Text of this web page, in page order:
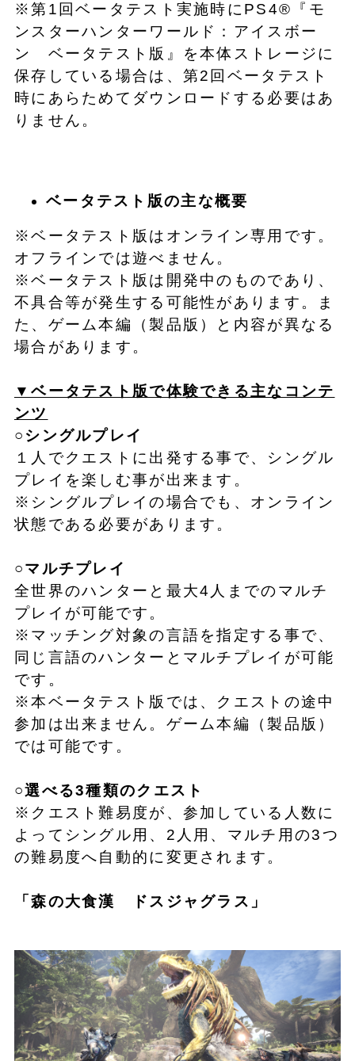
※第1回ベータテスト実施時にPS4®『モ
ンスターハンターワールド：アイスボー
ン ベータテスト版』を本体ストレージに
保存している場合は、第2回ベータテスト
時にあらためてダウンロードする必要はあ
りません。
ベータテスト版の主な概要
※ベータテスト版はオンライン専用です。
オフラインでは遊べません。
※ベータテスト版は開発中のものであり、
不具合等が発生する可能性があります。ま
た、ゲーム本編（製品版）と内容が異なる
場合があります。
▼ベータテスト版で体験できる主なコンテ
ンツ
○シングルプレイ
１人でクエストに出発する事で、シングル
プレイを楽しむ事が出来ます。
※シングルプレイの場合でも、オンライン
状態である必要があります。
○マルチプレイ
全世界のハンターと最大4人までのマルチ
プレイが可能です。
※マッチング対象の言語を指定する事で、
同じ言語のハンターとマルチプレイが可能
です。
※本ベータテスト版では、クエストの途中
参加は出来ません。ゲーム本編（製品版）
では可能です。
○選べる3種類のクエスト
※クエスト難易度が、参加している人数に
よってシングル用、2人用、マルチ用の3つ
の難易度へ自動的に変更されます。
「森の大食漢 ドスジャグラス 」